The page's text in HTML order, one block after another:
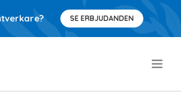
SE ERBJUDANDEN